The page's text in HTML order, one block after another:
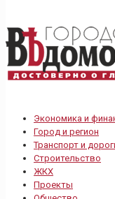
Экономика и
Город и регион
Транспорт и
Строительство
ЖКХ
Проекты